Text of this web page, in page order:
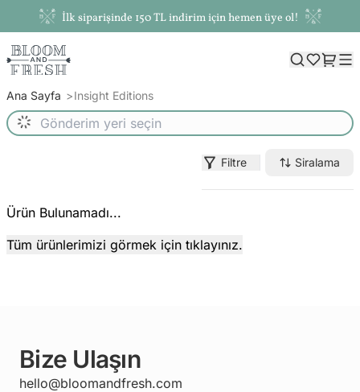
İlk siparişinde 150 TL indirim için hemen üye ol!
Ana Sayfa Insight Editions
Filtre Siralama
Ürün Bulunamadı...
Tüm ürünlerimizi görmek için tıklayınız.
Bize Ulaşın
hello@bloomandfresh.com